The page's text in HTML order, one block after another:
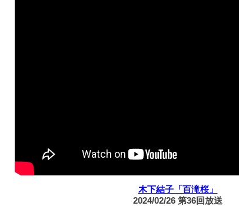
木下結子「百滝桜」
2024/02/26 第36回放送